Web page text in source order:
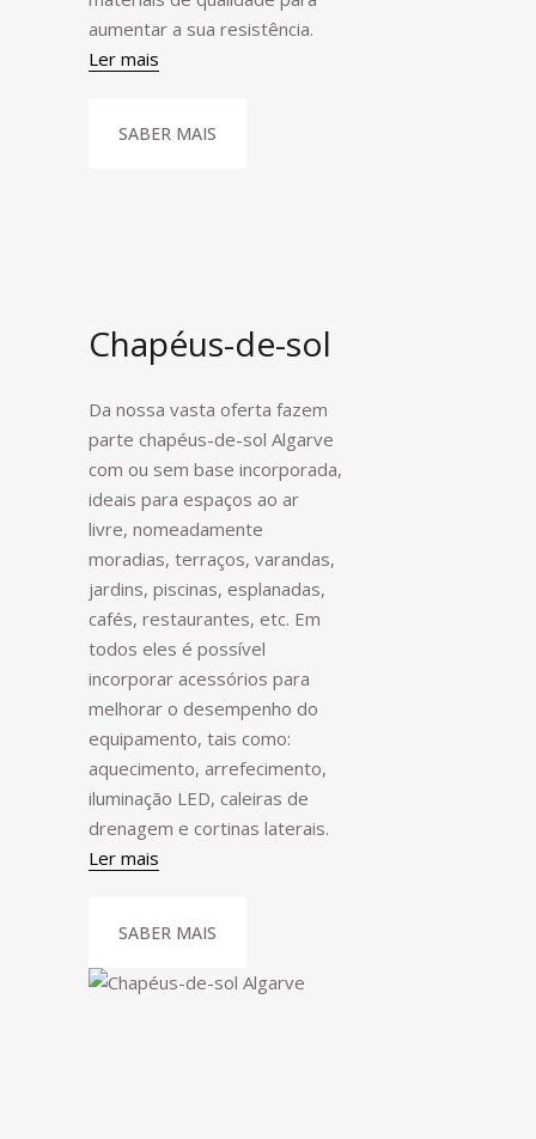
aumentar a sua resistência.
Ler mais
SABER MAIS
Chapéus-de-sol
Da nossa vasta oferta fazem
parte chapéus-de-sol Algarve
com ou sem base incorporada,
ideais para espaços ao ar
livre, nomeadamente
moradias, terraços, varandas,
jardins, piscinas, esplanadas,
cafés, restaurantes, etc. Em
todos eles é possível
incorporar acessórios para
melhorar o desempenho do
equipamento, tais como:
aquecimento, arrefecimento,
iluminação LED, caleiras de
drenagem e cortinas laterais.
Ler mais
SABER MAIS